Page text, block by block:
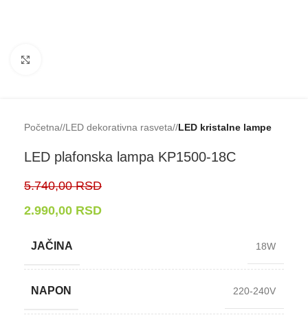
Početna/ LED dekorativna rasveta/ LED kristalne lampe
LED plafonska lampa KP1500-⁠18C
5.740,00RSD
2.990,00 RSD
JAČINA 18W
NAPON 220-240V